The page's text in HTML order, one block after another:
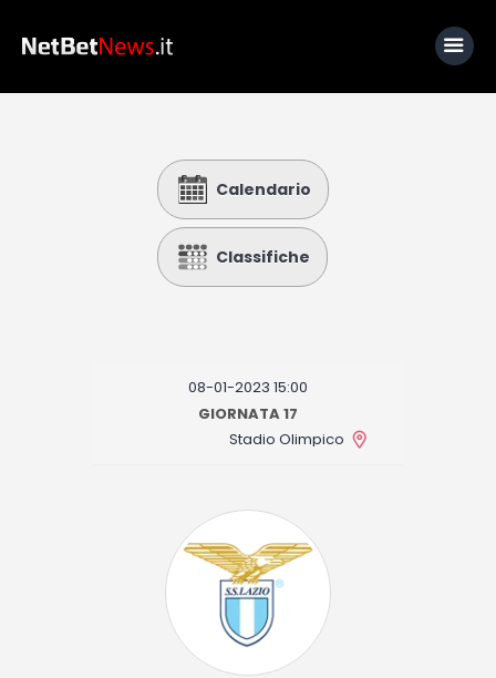
Calcio
Basket
Fantacalcio
I consigli di Giulia
Calendario
Classifiche
08-01-2023 15:00
GIORNATA 17
Stadio Olimpico